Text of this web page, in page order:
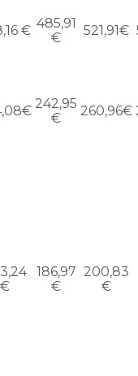
€ 485,91
€
521,91€
242,95
€
260,96€
€
186,97
€
200,83
€